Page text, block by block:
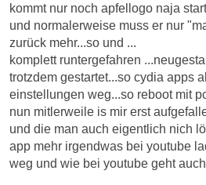
kommt nur noch apfellogo naja
und normalerweise muss er nur
zurück mehr...so und ...
komplett runtergefahren
trotzdem gestartet...so cydia apps
einstellungen weg...so reboot mit
nun mitlerweile is mir erst
und die man auch eigentlich nich
app mehr irgendwas bei youtube
weg und wie bei youtube geht